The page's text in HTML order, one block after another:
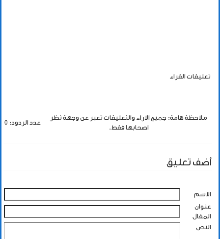
تعليقات القراء
ملاحظة هامة: جميع الاراء والتعليقات تعبر عن وجهة نظر
اصحابها فقط.
عدد الردود: 0
أضف تعليق
الاسم
عنوان
المقال
النص